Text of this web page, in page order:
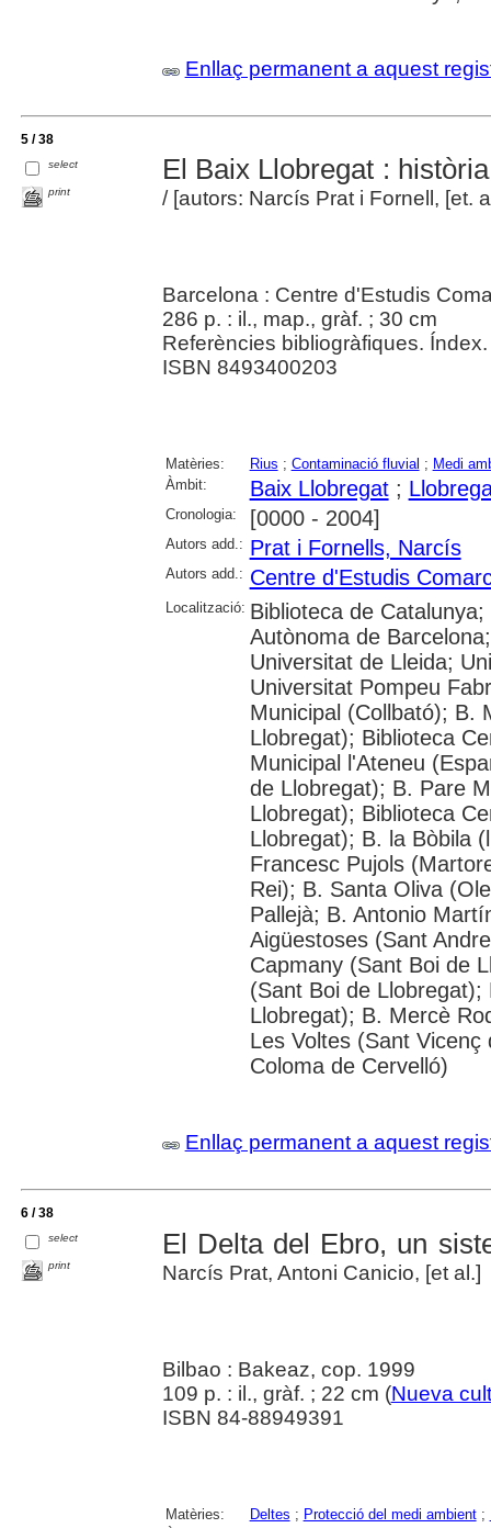
Enllaç permanent a aquest
5 / 38
select
print
El Baix Llobregat :
/ [autors: Narcís Prat i Fornell, [et.
Barcelona : Centre d'Estudis
286 p. : il., map., gràf. ; 30 cm
Referències bibliogràfiques. Índex.
ISBN 8493400203
Matèries: Rius ; Contaminació fluvial ; Medi
Àmbit:
Baix Llobregat;
Cronologia: [0000 - 2004]
Autors add.: Prat i Fornells, Narcís
Autors add.: Centre d'Estudis
Localització: Biblioteca de
Autònoma de
Universitat de Lleida;
Universitat Pompeu
Municipal (Collbató); B.
Llobregat); Biblioteca
Municipal l'Ateneu
de Llobregat); B. Pare
Llobregat); Biblioteca
Llobregat); B. la Bòbila
Francesc Pujols
Rei); B. Santa Oliva
Pallejà; B. Antonio
Aigüestoses (Sant
Capmany (Sant Boi de
(Sant Boi de
Llobregat); B. Mercè
Les Voltes (Sant
Coloma de Cervelló)
Enllaç permanent a aquest
6 / 38
select
print
El Delta del Ebro, un
Narcís Prat, Antoni Canicio, [et al.]
Bilbao : Bakeaz, cop. 1999
109 p. : il., gràf. ; 22 cm (Nueva
ISBN 84-88949391
Matèries: Deltes ; Protecció del medi ambient;